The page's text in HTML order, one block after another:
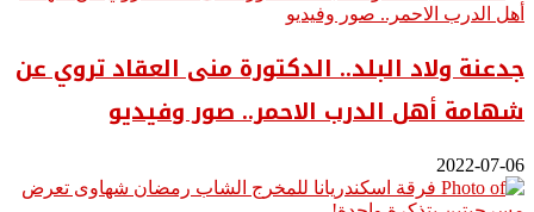
جدعنة ولاد البلد.. الدكتورة منى العقاد تروي عن
شهامة أهل الدرب الاحمر.. صور وفيديو
2022-07-06